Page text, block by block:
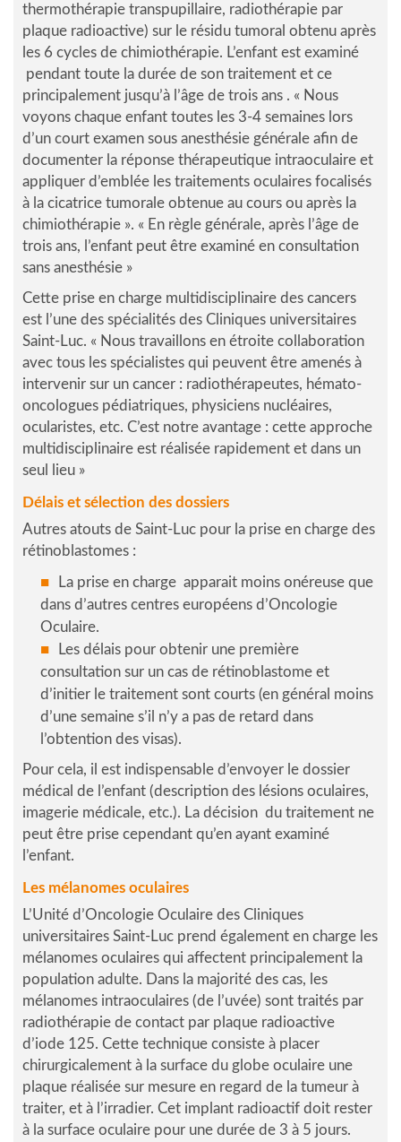
thermothérapie transpupillaire, radiothérapie par
plaque radioactive) sur le résidu tumoral obtenu après
les 6 cycles de chimiothérapie. L’enfant est examiné
pendant toute la durée de son traitement et ce
principalement jusqu’à l’âge de trois ans . « Nous
voyons chaque enfant toutes les 3-4 semaines lors
d’un court examen sous anesthésie générale afin de
documenter la réponse thérapeutique intraoculaire et
appliquer d’emblée les traitements oculaires focalisés
à la cicatrice tumorale obtenue au cours ou après la
chimiothérapie ». « En règle générale, après l’âge de
trois ans, l’enfant peut être examiné en consultation
sans anesthésie »
Cette prise en charge multidisciplinaire des cancers
est l’une des spécialités des Cliniques universitaires
Saint-Luc. « Nous travaillons en étroite collaboration
avec tous les spécialistes qui peuvent être amenés à
intervenir sur un cancer : radiothérapeutes, hémato-
oncologues pédiatriques, physiciens nucléaires,
ocularistes, etc. C’est notre avantage : cette approche
multidisciplinaire est réalisée rapidement et dans un
seul lieu »
Délais et sélection des dossiers
Autres atouts de Saint-Luc pour la prise en charge des
rétinoblastomes :
La prise en charge apparait moins onéreuse que
dans d’autres centres européens d’Oncologie
Oculaire.
Les délais pour obtenir une première
consultation sur un cas de rétinoblastome et
d’initier le traitement sont courts (en général moins
d’une semaine s’il n’y a pas de retard dans
l’obtention des visas).
Pour cela, il est indispensable d’envoyer le dossier
médical de l’enfant (description des lésions oculaires,
imagerie médicale, etc.). La décision du traitement ne
peut être prise cependant qu’en ayant examiné
l’enfant.
Les mélanomes oculaires
L’Unité d’Oncologie Oculaire des Cliniques
universitaires Saint-Luc prend également en charge les
mélanomes oculaires qui affectent principalement la
population adulte. Dans la majorité des cas, les
mélanomes intraoculaires (de l’uvée) sont traités par
radiothérapie de contact par plaque radioactive
d’iode 125. Cette technique consiste à placer
chirurgicalement à la surface du globe oculaire une
plaque réalisée sur mesure en regard de la tumeur à
traiter, et à l’irradier. Cet implant radioactif doit rester
à la surface oculaire pour une durée de 3 à 5 jours.